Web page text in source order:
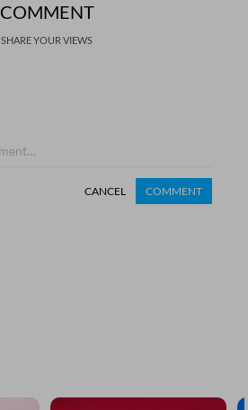
COMMENT
SHARE YOUR VIEWS
CANCEL COMMENT